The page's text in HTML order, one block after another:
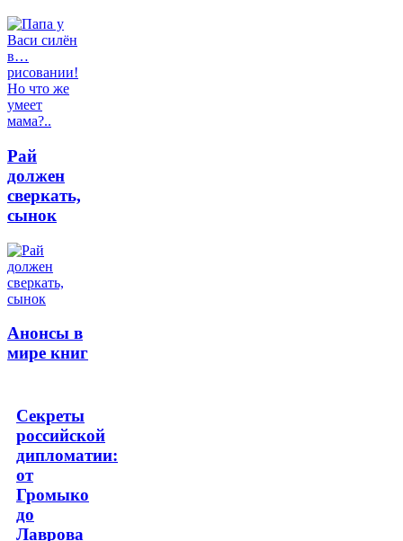
Рай
должен
сверкать,
сынок
Анонсы в
мире книг
Секреты
российской
дипломатии:
от
Громыко
до
Лаврова